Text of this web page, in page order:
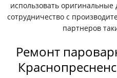
использовать
сотрудничество с
партнеров
Ремонт